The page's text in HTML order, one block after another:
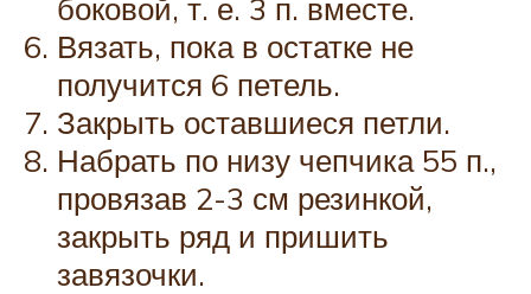
боковой, т. е. 3 п. вместе.
Вязать, пока в остатке не
получится 6 петель.
Закрыть оставшиеся петли.
Набрать по низу чепчика 55 п.,
провязав 2-3 см резинкой,
закрыть ряд и пришить
завязочки.